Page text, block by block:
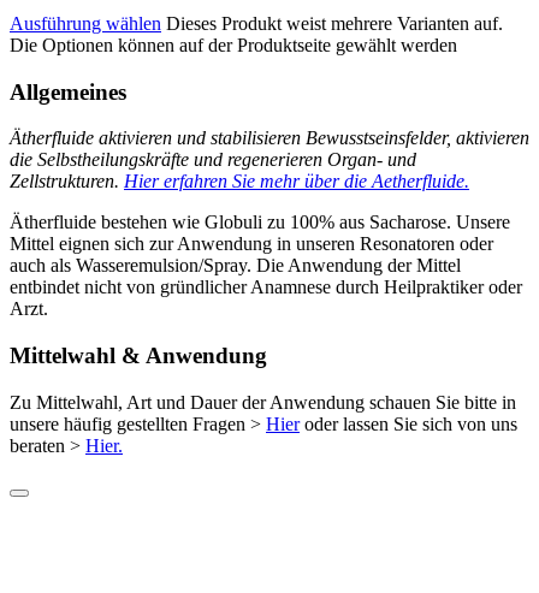
Ausführung wählen Dieses Produkt weist mehrere Varianten auf.
Die Optionen können auf der Produktseite gewählt werden
Allgemeines
Ätherfluide aktivieren und stabilisieren Bewusstseinsfelder, aktivieren
die Selbstheilungskräfte und regenerieren Organ- und
Zellstrukturen. Hier erfahren Sie mehr über die Aetherfluide.
Ätherfluide bestehen wie Globuli zu 100% aus Sacharose. Unsere
Mittel eignen sich zur Anwendung in unseren Resonatoren oder
auch als Wasseremulsion/Spray. Die Anwendung der Mittel
entbindet nicht von gründlicher Anamnese durch Heilpraktiker oder
Arzt.
Mittelwahl & Anwendung
Zu Mittelwahl, Art und Dauer der Anwendung schauen Sie bitte in
unsere häufig gestellten Fragen > Hieroder lassen Sie sich von uns
beraten > Hier.